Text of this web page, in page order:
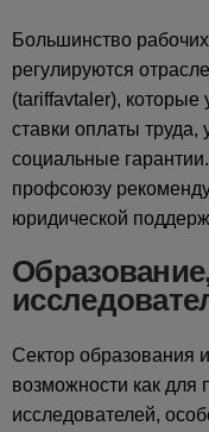
Большинство
регулируются
(tariffavtaler),
ставки оплаты труда,
социальные
профсоюзу
юридической
Сектор образования
возможности как для
исследователей,